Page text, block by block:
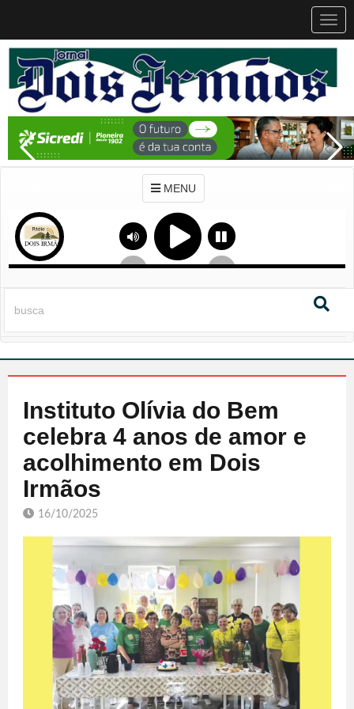
MENU
Instituto Olívia do Bem
celebra 4 anos de amor e
acolhimento em Dois
Irmãos
16/10/2025